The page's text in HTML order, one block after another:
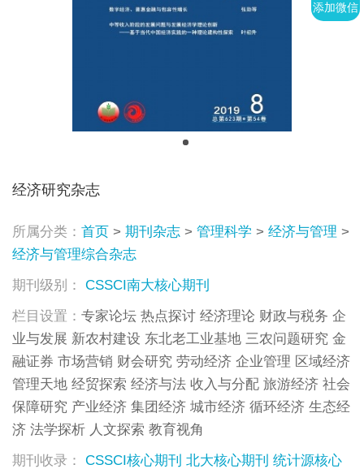
经济研究杂志
所属分类： 首页 > 期刊杂志 > 管理科学 > 经济与管理 >
经济与管理综合杂志
期刊级别：
CSSCI南大核心期刊
栏目设置： 专家论坛 热点探讨 经济理论 财政与税务 企
业与发展 新农村建设 东北老工业基地 三农问题研究 金
融证券 市场营销 财会研究 劳动经济 企业管理 区域经济
管理天地 经贸探索 经济与法 收入与分配 旅游经济 社会
保障研究 产业经济 集团经济 城市经济 循环经济 生态经
济 法学探析 人文探索 教育视角
期刊收录：
CSSCI核心期刊 北大核心期刊 统计源核心
添加微信